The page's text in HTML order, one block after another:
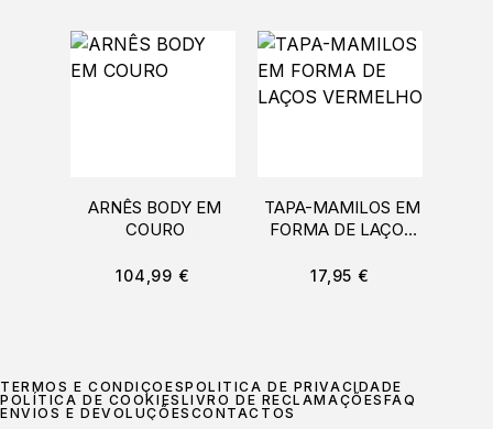
ARNÊS BODY EM
COURO
104,99 €
TAPA-MAMILOS EM
FORMA DE LAÇOS
17,95 €
TERMOS E CONDIÇÕESPOLÍTICA DE PRIVACIDADE
POLÍTICA DE COOKIES LIVRO DE RECLAMAÇÕES FAQ
ENVIOS E DEVOLUÇÕES CONTACTOS